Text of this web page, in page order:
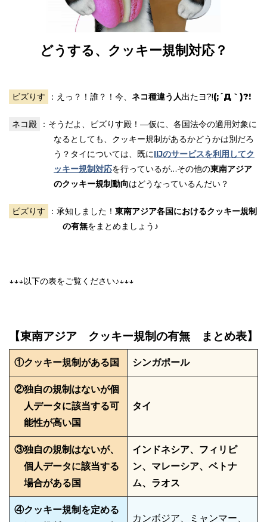
どうする、クッキー規制対応？
ビズりす ：えっ？！誰？！今、 ネコ種違う人出たヨ?!(;´Д｀)?!
ネコ殿
：そうだよ、ビズりす殿！―仮に、各国法令の適用対象に
なるとしても、クッキー規制があるかどうかは別だろ
う？タイについては、既にIIJのサービスを利用してク
ッキー規制対応を行っているが…その他の東南アジア
のクッキー規制動向はどうなっているんだい？
ビズりす ：承知しました！ 東南アジア各国におけるクッキー規制
の有無をまとめましょう♪
↓↓↓以下の表をご覧ください♪↓↓↓
【東南アジア クッキー規制の有無 まとめ表】
①クッキー規制がある国 シンガポール
②独自の規制はないが個
人データに該当する可
能性が高い国
タイ
③独自の規制はないが、
個人データに該当する
場合がある国
インドネシア、フィリピ
ン、マレーシア、ベトナ
ム、ラオス
④クッキー規制を定める
カンボジア、ミャンマー、